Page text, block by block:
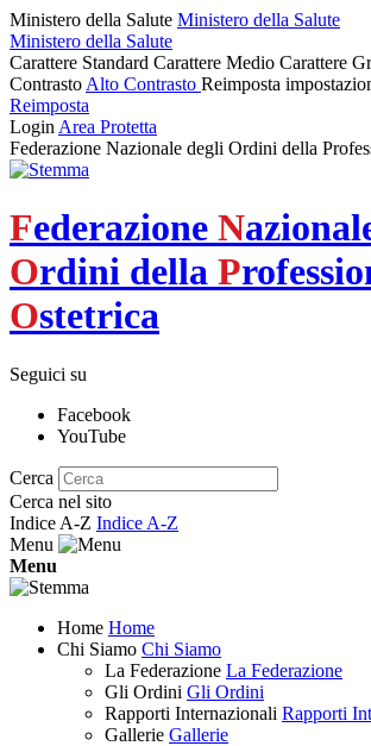
Ministero della Salute Ministero della Salute
Ministero della Salute
Carattere Standard Carattere Medio Carattere
Contrasto Alto Contrasto Reimposta
Reimposta
Login Area Protetta
Federazione Nazionale degli Ordini della
Federazione N
Ordini della P
Ostetrica
Seguici su
Facebook
YouTube
Cerca
Cerca nel sito
Indice A-Z Indice A-Z
Menu
Menu
Home Home
Chi Siamo Chi Siamo
La Federazione La Federazione
Gli Ordini Gli Ordini
Rapporti Internazionali Rapporti
Gallerie Gallerie